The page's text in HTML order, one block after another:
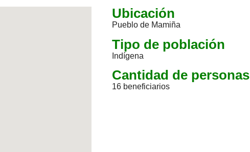
Ubicación
Pueblo de Mamiña
Tipo de población
Indígena
Cantidad de personas
16 beneficiarios